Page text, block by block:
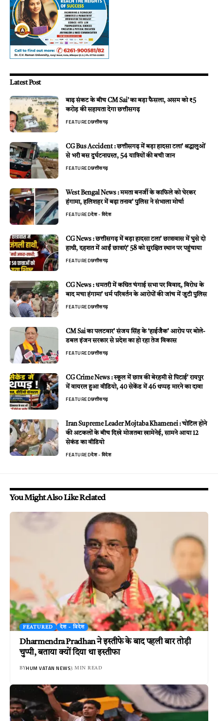
Latest Post
बाढ़ संकट के बीच CM Sai’ का बड़ा फैसला, असम को ₹5
करोड़ की सहायता देगा छत्तीसगढ़
FEATUREDछत्तीसगढ़
CG Bus Accident : छत्तीसगढ़ में बड़ा हादसा टला’ श्रद्धालुओं
से भरी बस दुर्घटनाग्रस्त, 54 यात्रियों की बची जान
FEATUREDछत्तीसगढ़
West Bengal News : ममता बनर्जी के काफिले को घेरकर
हंगामा, हलिशहर में बढ़ा तनाव’ पुलिस ने संभाला मोर्चा
FEATUREDदेश - विदेश
CG News : छत्तीसगढ़ में बड़ा हादसा टला’ छात्रावास में घुसे दो
हाथी, दहशत में आईं छात्राएं’ 58 को सुरक्षित स्थान पर पहुंचाया
FEATUREDछत्तीसगढ़
CG News : धमतरी में कथित चंगाई सभा पर विवाद, विरोध के
बाद मचा हंगामा’ धर्म परिवर्तन के आरोपों की जांच में जुटी पुलिस
FEATUREDछत्तीसगढ़
CM Sai का पलटवार’ संजय सिंह के ‘हाईजैक’ आरोप पर बोले-
डबल इंजन सरकार से प्रदेश का हो रहा तेज विकास
FEATUREDछत्तीसगढ़
CG Crime News : स्कूल में छात्र की बेरहमी से पिटाई’ रायपुर
में वायरल हुआ वीडियो, 40 सेकेंड में 46 थप्पड़ मारने का दावा
FEATUREDछत्तीसगढ़
Iran Supreme Leader Mojtaba Khamenei : चोटिल होने
की अटकलों के बीच दिखे मोजतबा खामेनेई, सामने आया 12
सेकंड का वीडियो
FEATUREDदेश - विदेश
You Might Also Like Related
FEATURED देश - विदेश
Dharmendra Pradhan ने इस्तीफे के बाद पहली बार तोड़ी
चुप्पी, बताया क्यों दिया था इस्तीफा
BYHUM VATAN NEWS3 MIN READ